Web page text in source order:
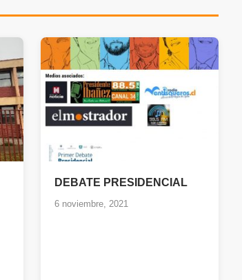
DEBATE PRESIDENCIAL
6 noviembre, 2021